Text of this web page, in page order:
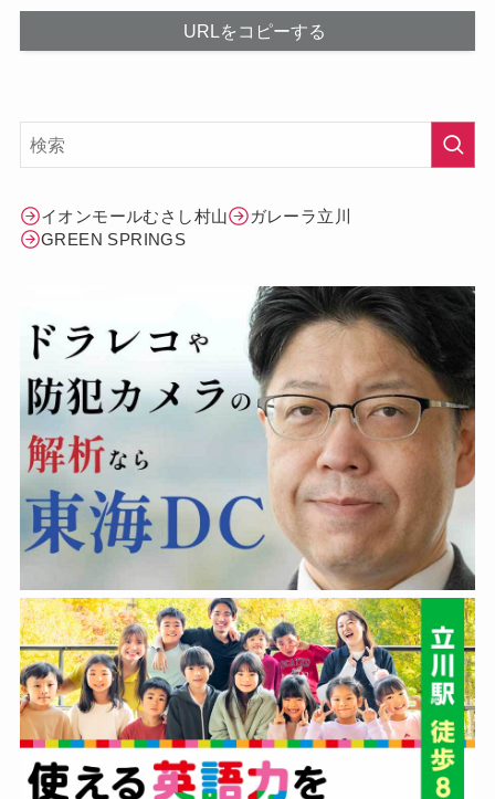
URLをコピーする
イオンモールむさし村山
ガレーラ立川
GREEN SPRINGS